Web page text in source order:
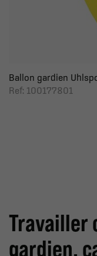
Ballon gardien
Ref: 100177801
Travailler
gardien,